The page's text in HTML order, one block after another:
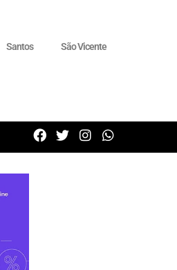
Santos São Vicente